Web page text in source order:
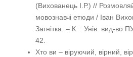
(Вихованець І.Р.) //
мовознавчі етюди / Іван
Загнітка. – К. : Унів. вид-
42.
Хто ви – віруючий, вірний,